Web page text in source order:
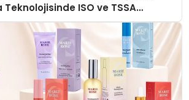
Teknolojisinde ISO ve TSSA
Aldı